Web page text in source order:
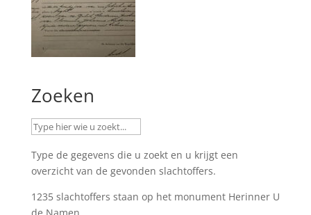
Zoeken
Type de gegevens die u zoekt en u krijgt een
overzicht van de gevonden slachtoffers.
1235 slachtoffers staan op het monument Herinner U